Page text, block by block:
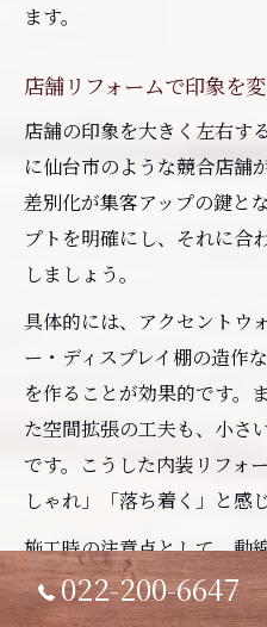
ます。
店舗リフォームで印象を
店舗の印象を大きく左右す
に仙台市のような競合店舗
差別化が集客アップの鍵と
プトを明確にし、それに合
しましょう。
具体的には、アクセントウ
ー・ディスプレイ棚の造作
を作ることが効果的です。
た空間拡張の工夫も、小さ
です。こうした内装リフォ
しゃれ」「落ち着く」と感
施工時の注意点として、動
ることや、安全面にも配
行動パターンを予測し、使
022-200-6647